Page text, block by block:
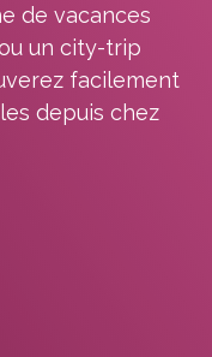
de vacances
un city-trip
facilement
depuis chez